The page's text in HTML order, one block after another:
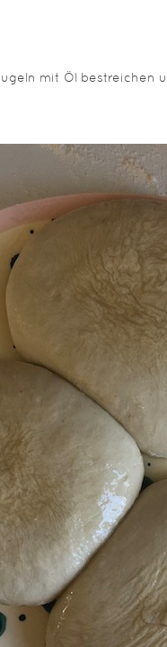
mit Öl bestreichen